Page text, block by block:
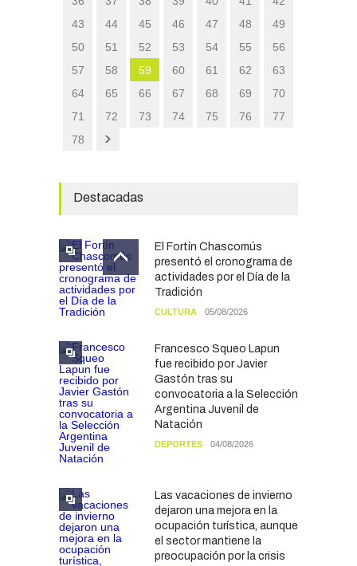
43
44 45 46 47 48
49
50
51 52 53 54 55
56
57
58 59 60 61 62
63
64
65 66 67 68 69
70
71
72 73 74 75 76
77
78
Destacadas
El Fortín Chascomús
presentó el cronograma de
actividades por el Día de la
Tradición
CULTURA 05/08/2026
Francesco Squeo Lapun
fue recibido por Javier
Gastón tras su
convocatoria a la Selección
Argentina Juvenil de
Natación
DEPORTES 04/08/2026
Las vacaciones de invierno
dejaron una mejora en la
ocupación turística, aunque
el sector mantiene la
preocupación por la crisis